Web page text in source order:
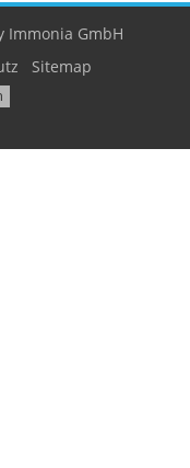
Immonia GmbH
Sitemap